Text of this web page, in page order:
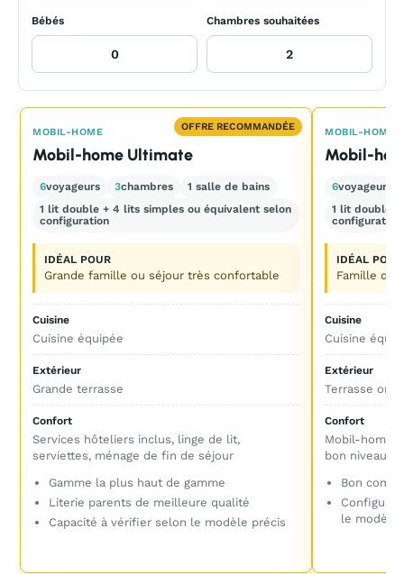
Bébés Chambres souhaitées
OFFRE RECOMMANDÉE
MOBIL-HOME
Mobil-home Ultimate
6voyageurs 3chambres
1 salle de bains
1 lit double + 4 lits simples ou équivalent selon
configuration
IDÉAL POUR
Grande famille ou séjour très confortable
Cuisine
Cuisine équipée
Extérieur
Grande terrasse
Confort
Services hôteliers inclus, linge de lit,
serviettes, ménage de fin de séjour
Gamme la plus haut de gamme
Literie parents de meilleure qualité
Capacité à vérifier selon le modèle précis
MOBIL-HOME
Mobil-
6voyageurs
1 lit double
configuration
IDÉAL POUR
Famille de
Cuisine
Cuisine
Extérieur
Terrasse
Confort
Mobil-home
bon niveau
Bon
le modèle